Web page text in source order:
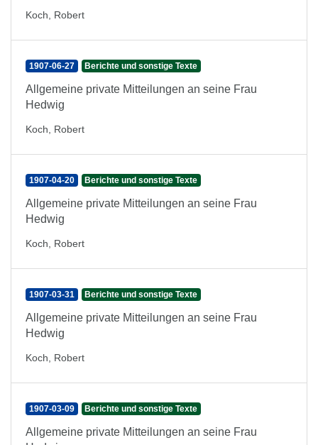
Koch, Robert
1907-06-27 Berichte und sonstige Texte
Allgemeine private Mitteilungen an seine Frau
Hedwig
Koch, Robert
1907-04-20 Berichte und sonstige Texte
Allgemeine private Mitteilungen an seine Frau
Hedwig
Koch, Robert
1907-03-31 Berichte und sonstige Texte
Allgemeine private Mitteilungen an seine Frau
Hedwig
Koch, Robert
1907-03-09 Berichte und sonstige Texte
Allgemeine private Mitteilungen an seine Frau